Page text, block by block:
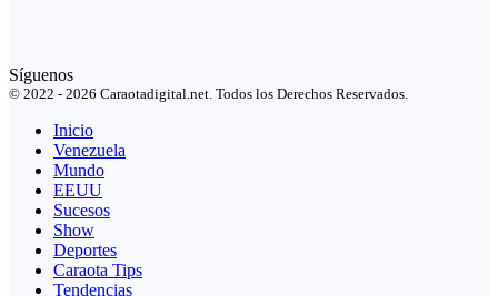
Síguenos
© 2022 - 2026 Caraotadigital.net. Todos los Derechos Reservados.
Inicio
Venezuela
Mundo
EEUU
Sucesos
Show
Deportes
Caraota Tips
Tendencias